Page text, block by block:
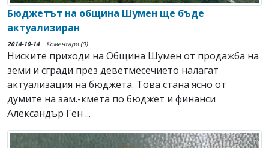
Бюджетът на община Шумен ще бъде
актуализиран
2014-10-14| Коментари (0)
Ниските приходи на Община Шумен от продажба на
земи и сгради през деветмесечието налагат
актуализация на бюджета. Това стана ясно от
думите на зам.-кмета по бюджет и финанси
Александър Ген ...